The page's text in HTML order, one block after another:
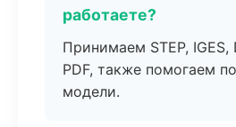
работаете?
Принимаем STEP, IGES,
PDF, также помогаем
модели.